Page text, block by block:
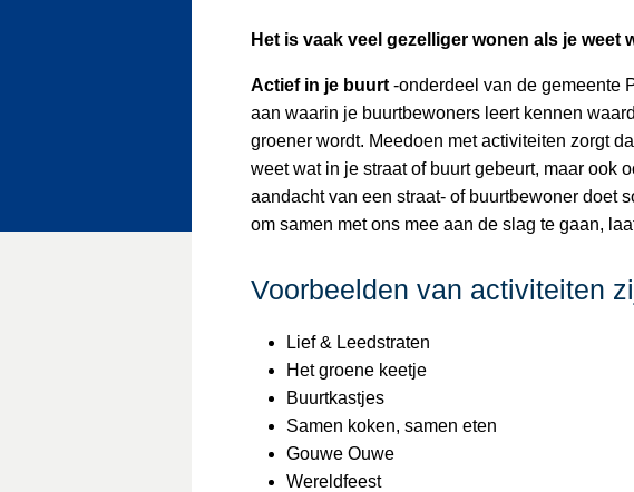
Het is vaak veel gezelliger wonen als je weet
Actief in je buurt -onderdeel van de gemeente
aan waarin je buurtbewoners leert kennen
groener wordt. Meedoen met activiteiten zorgt
weet wat in je straat of buurt gebeurt, maar ook
aandacht van een straat- of buurtbewoner doet
om samen met ons mee aan de slag te gaan,
Voorbeelden van activiteiten
Lief & Leedstraten
Het groene keetje
Buurtkastjes
Samen koken, samen eten
Gouwe Ouwe
Wereldfeest